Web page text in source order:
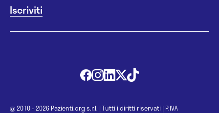
@ 2010 - 2026 Pazienti.org s.r.l. | Tutti i diritti riservati | P.IVA